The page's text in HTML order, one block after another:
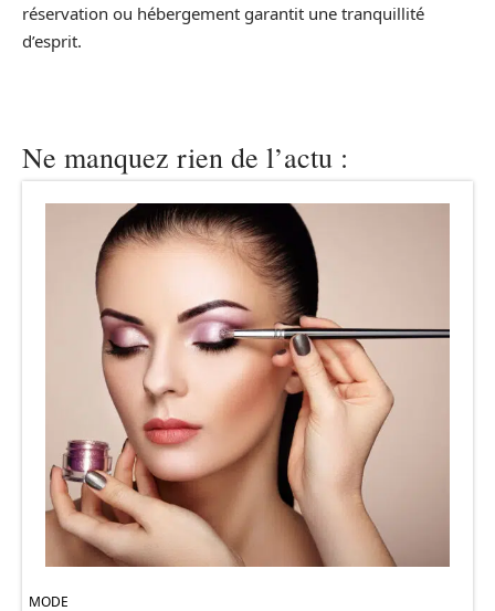
réservation ou hébergement garantit une tranquillité
d’esprit.
Ne manquez rien de l’actu :
MODE